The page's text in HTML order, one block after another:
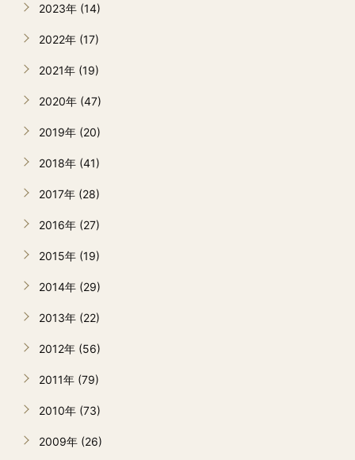
2023年 (14)
2022年 (17)
2021年 (19)
2020年 (47)
2019年 (20)
2018年 (41)
2017年 (28)
2016年 (27)
2015年 (19)
2014年 (29)
2013年 (22)
2012年 (56)
2011年 (79)
2010年 (73)
2009年 (26)